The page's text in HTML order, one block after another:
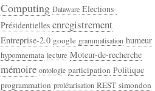
Computing Dataware Elections-
Présidentielles enregistrement
Entreprise-2.0 google grammatisation humeur
hypomnemata lecture Moteur-de-recherche
mémoire ontologie participation Politique
programmation prolétarisation REST simondon